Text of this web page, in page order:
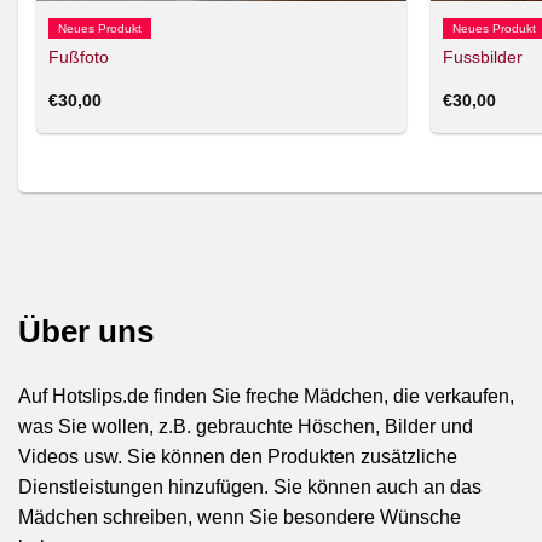
Neues Produkt
Fußfoto
€30,00
Neues Produkt
Fussbilder
€30,00
Über uns
Auf Hotslips.de finden Sie freche Mädchen, die verkaufen,
was Sie wollen, z.B. gebrauchte Höschen, Bilder und
Videos usw. Sie können den Produkten zusätzliche
Dienstleistungen hinzufügen. Sie können auch an das
Mädchen schreiben, wenn Sie besondere Wünsche